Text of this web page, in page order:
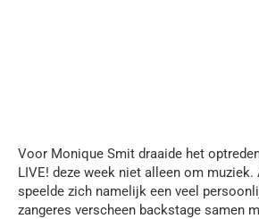
Voor Monique Smit draaide het
LIVE! deze week niet alleen om
speelde zich namelijk een veel
zangeres verscheen backstage samen